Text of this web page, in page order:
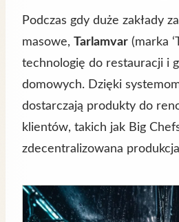
Podczas gdy duże zakłady
masowe, Tarlamvar (marka
technologię do restauracji i
domowych. Dzięki
dostarczają produkty do
klientów, takich jak Big
zdecentralizowana